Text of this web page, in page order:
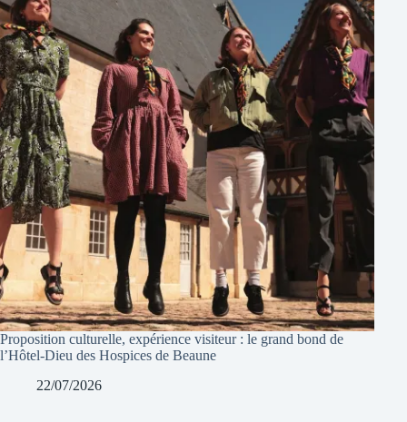
Proposition culturelle, expérience visiteur : le grand bond de
l’Hôtel-Dieu des Hospices de Beaune
22/07/2026